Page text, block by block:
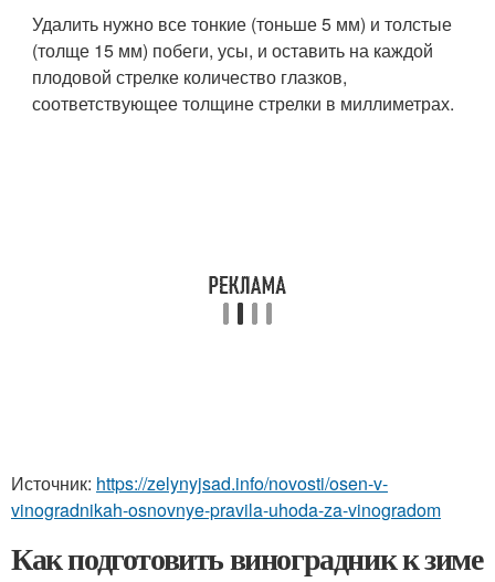
Удалить нужно все тонкие (тоньше 5 мм) и толстые
(толще 15 мм) побеги, усы, и оставить на каждой
плодовой стрелке количество глазков,
соответствующее толщине стрелки в миллиметрах.
Источник: https://zelynyjsad.info/novosti/osen-v-
vinogradnikah-osnovnye-pravila-uhoda-za-vinogradom
Как подготовить виноградник к зиме